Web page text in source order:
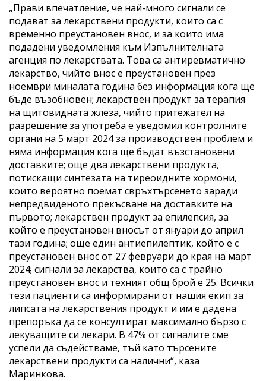
„Прави впечатление, че най-много сигнали се
подават за лекарствени продукти, които са с
временно преустановен внос, и за които има
подадени уведомления към Изпълнителната
агенция по лекарствата. Това са антиревматично
лекарство, чийто внос е преустановен през
ноември миналата година без информация кога ще
бъде възобновен; лекарствен продукт за терапия
на щитовидната жлеза, чийто притежател на
разрешение за употреба е уведомил контролните
органи на 5 март 2024 за производствен проблем и
няма информация кога ще бъдат възстановени
доставките; още два лекарствени продукта,
потискащи синтезата на тиреоидните хормони,
които вероятно поемат свръхтърсенето заради
непредвиденото прекъсване на доставките на
първото; лекарствен продукт за епилепсия, за
който е преустановен вносът от януари до април
тази година; още един антиепилептик, който е с
преустановен внос от 27 февруари до края на март
2024; сигнали за лекарства, които са с трайно
преустановен внос и техният общ брой е 25. Всички
тези пациенти са информирани от нашия екип за
липсата на лекарствения продукт и им е дадена
препоръка да се консултират максимално бързо с
лекуващите си лекари. В 47% от сигналите сме
успели да съдействаме, тъй като търсените
лекарствени продукти са налични“, каза
Маринкова.